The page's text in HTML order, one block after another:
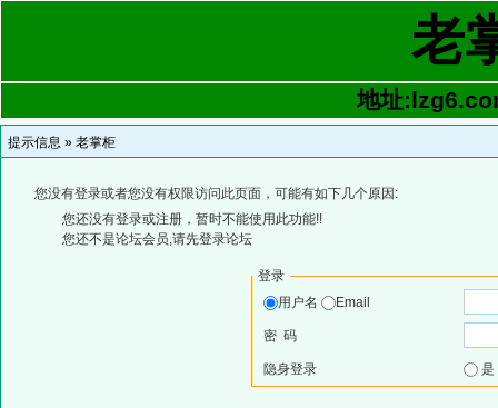
老
地址
提示信息 » 老掌柜
您没有登录或者您没有权限访问此页面，可能有如下几个原因:
您还没有登录或注册，暂时不能使用此功能!!
您还不是论坛会员,请先登录论坛
登录
用户名
Email
密 码
隐身登录